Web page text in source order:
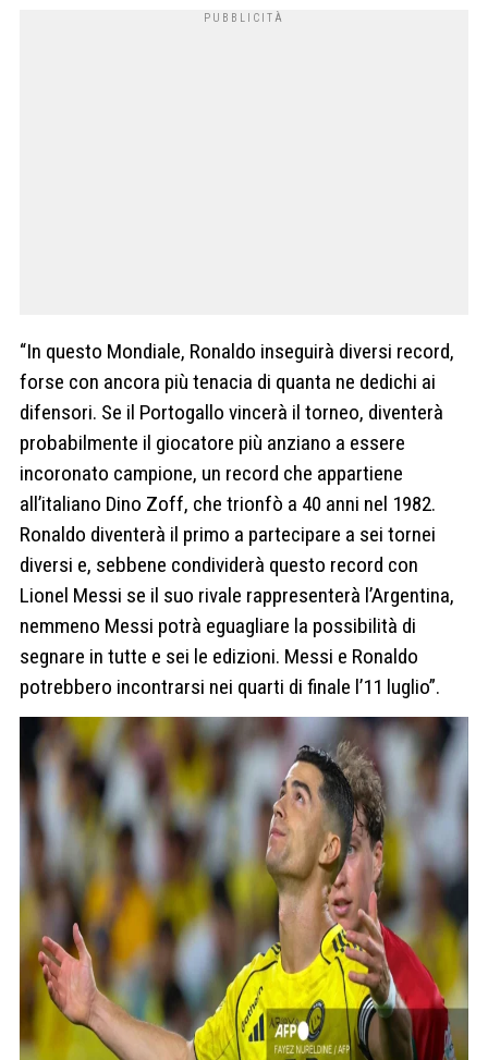
“In questo Mondiale, Ronaldo inseguirà diversi record,
forse con ancora più tenacia di quanta ne dedichi ai
difensori. Se il Portogallo vincerà il torneo, diventerà
probabilmente il giocatore più anziano a essere
incoronato campione, un record che appartiene
all’italiano Dino Zoff, che trionfò a 40 anni nel 1982.
Ronaldo diventerà il primo a partecipare a sei tornei
diversi e, sebbene condividerà questo record con
Lionel Messi se il suo rivale rappresenterà l’Argentina,
nemmeno Messi potrà eguagliare la possibilità di
segnare in tutte e sei le edizioni. Messi e Ronaldo
potrebbero incontrarsi nei quarti di finale l’11 luglio”.